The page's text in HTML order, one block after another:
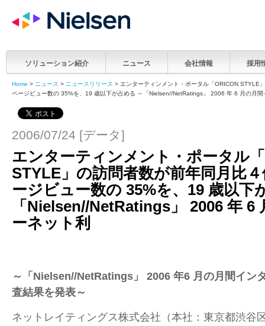
ソリューション紹介 ニュース 会社情報 採用
Home > ニュース > ニュースリリース > エンターティンメント・ポータル「ORICON STYLE
ページビュー数の 35%を、19 歳以下が占める ～「Nielsen//NetRatings」 2006 年 6 月の月間
2006/07/24 [データ]
エンターティンメント・ポータル
STYLE」の訪問者数が前年同月比
ージビュー数の 35%を、19 歳以下
「Nielsen//NetRatings」 2006 年 6
ーネット利
～「Nielsen//NetRatings」 2006 年6 月の月間イン
査結果を発表～
ネットレイティングス株式会社（本社：東京都渋谷